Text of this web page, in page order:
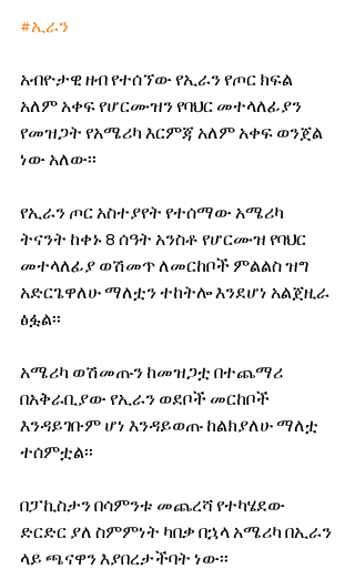
#ኢራን
አብዮታዊ ዘብ የተሰኘው የኢራን የጦር ክፍል
አለም አቀፍ የሆርሙዝን የባህር መተላለፊያን
የመዝጋት የአሜሪካ እርምጃ አለም አቀፍ ወንጀል
ነው አለው፡፡
የኢራን ጦር አስተያየት የተሰማው አሜሪካ
ትናንት ከቀኑ 8 ሰዓት አንስቶ የሆርሙዝ የባህር
መተላለፊያ ወሽመጥ ለመርከቦች ምልልስ ዝግ
አድርጌዋለሁ ማለቷን ተከትሎ እንደሆነ አልጀዚራ
ፅፏል፡፡
አሜሪካ ወሽመጡን ከመዝጋቷ በተጨማሪ
በአቅራቢያው የኢራን ወደቦች መርከቦች
እንዳይገቡም ሆነ እንዳይወጡ ከልክያለሁ ማለቷ
ተሰምቷል፡፡
በፓኪስታን በሳምንቱ መጨረሻ የተካሄደው
ድርድር ያለ ስምምነት ካበቃ በኋላ አሜሪካ በኢራን
ላይ ጫናዋን እያበረታችባት ነው፡፡